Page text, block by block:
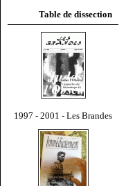
Table de dissection
1997 - 2001 - Les Brandes